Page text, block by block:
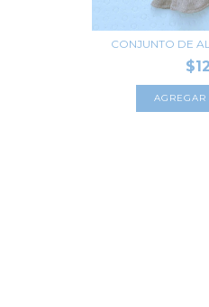
CONJUNTO DE